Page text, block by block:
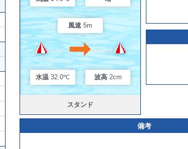
風速 5m
水温 32.0℃ 波高 2cm
スタンド
備考